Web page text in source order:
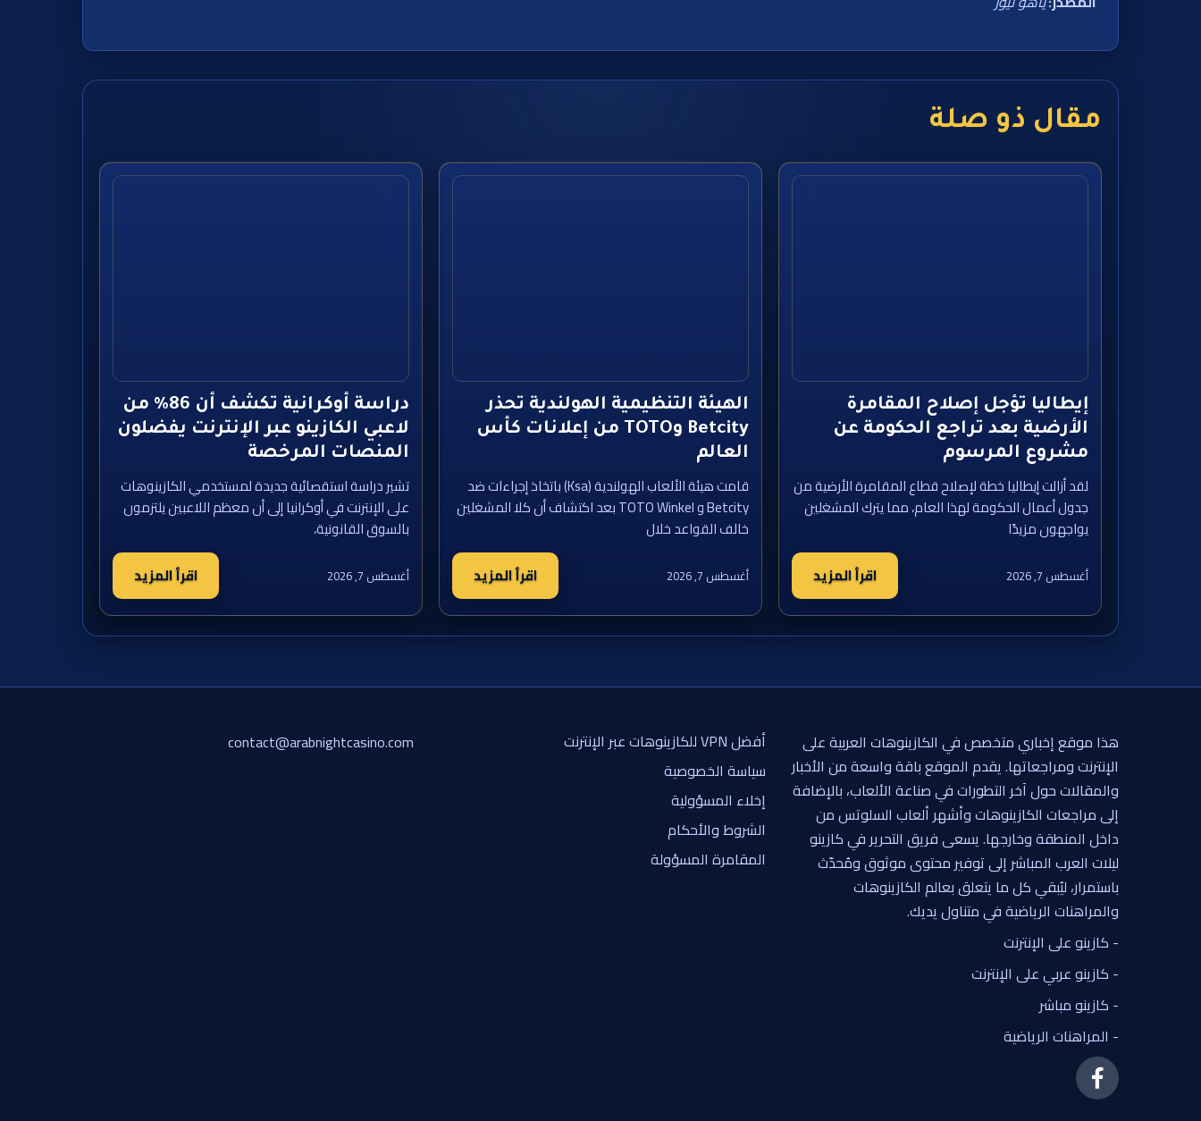
مقال ذو صلة
إيطاليا تؤجل إصلاح المقامرة
الأرضية بعد تراجع الحكومة عن
مشروع المرسوم
لقد أزالت إيطاليا خطة لإصلاح قطاع المقامرة الأرضية من
جدول أعمال الحكومة لهذا العام، مما يترك المشغلين
يواجهون مزيدًا
أغسطس 7, 2026 اقرأ المزيد
الهيئة التنظيمية الهولندية تحذر
Betcity وTOTO من إعلانات كأس
العالم
قامت هيئة الألعاب الهولندية (Ksa) باتخاذ إجراءات ضد
Betcity و TOTO Winkel بعد اكتشاف أن كلا المشغلين
خالف القواعد خلال
أغسطس 7, 2026 اقرأ المزيد
دراسة أوكرانية تكشف أن 86% من
لاعبي الكازينو عبر الإنترنت يفضلون
المنصات المرخصة
تشير دراسة استقصائية جديدة لمستخدمي الكازينوهات
على الإنترنت في أوكرانيا إلى أن معظم اللاعبين يلتزمون
بالسوق القانونية،
أغسطس 7, 2026 اقرأ المزيد
هذا موقع إخباري متخصص في الكازينوهات العربية على
الإنترنت ومراجعاتها. يقدم الموقع باقة واسعة من الأخبار
والمقالات حول آخر التطورات في صناعة الألعاب، بالإضافة
إلى مراجعات الكازينوهات وأشهر ألعاب السلوتس من
داخل المنطقة وخارجها. يسعى فريق التحرير في كازينو
ليلات العرب المباشر إلى توفير محتوى موثوق ومُحدّث
باستمرار، ليُبقي كل ما يتعلق بعالم الكازينوهات
والمراهنات الرياضية في متناول يديك.
- كازينو على الإنترنت
- كازينو عربي على الإنترنت
- كازينو مباشر
- المراهنات الرياضية
أفضل VPN للكازينوهات عبر الإنترنت
سياسة الخصوصية
إخلاء المسؤولية
الشروط والأحكام
المقامرة المسؤولة
contact@arabnightcasino.com